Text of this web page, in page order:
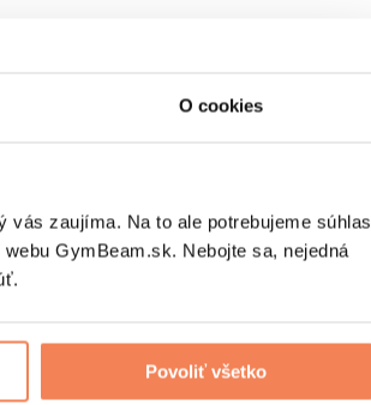
O cookies
zaujíma. Na to ale potrebujeme súhlas
GymBeam.sk. Nebojte sa, nejedná
Povoliť všetko